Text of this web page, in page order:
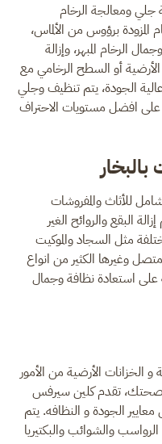
ومعالجة الرخام
المزودة برؤوس من الألماس،
الرخام المبهر، وإزالة
أو السطح الرخامي مع
الجودة، يتم تنظيف وجلي
على افضل مستويات الاحتراف
للأثاث والمفروشات
البقع والروائح الغير
مثل السجاد والموكيت
وغيرها الكثير من انواع
على استعادة نظافة وجمال
و الخزانات الأرضية من الأمور
صحتك، تقدم كلين سيرفس
الجودة و النظافه. يتم
والشوائب والبكتيريا